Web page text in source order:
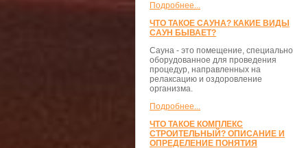
Подробнее...
ЧТО ТАКОЕ САУНА? КАКИЕ ВИДЫ
САУН БЫВАЕТ?
Сауна - это помещение, специально
оборудованное для проведения
процедур, направленных на
релаксацию и оздоровление
организма.
Подробнее...
ЧТО ТАКОЕ КОМПЛЕКС
СТРОИТЕЛЬНЫЙ? ОПИСАНИЕ И
ОПРЕДЕЛЕНИЕ ПОНЯТИЯ